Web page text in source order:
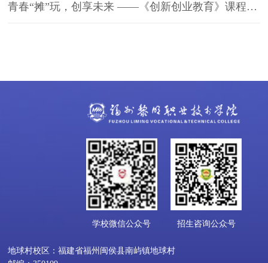
青春“摊”玩，创享未来 ——《创新创业教育》课程实践教学活动跳蚤市场
学校微信公众号 招生咨询公众号
地球村校区：福建省福州闽侯县南屿镇地球村